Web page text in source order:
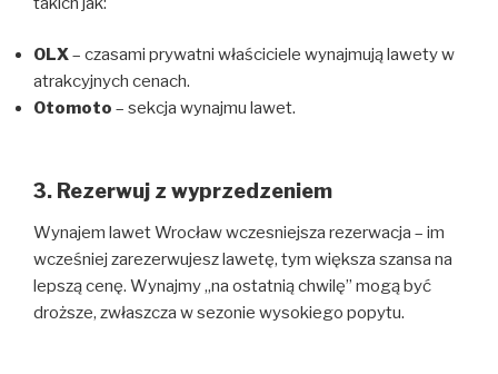
OLX– czasami prywatni właściciele wynajmują lawety w
atrakcyjnych cenach.
Otomoto – sekcja wynajmu lawet.
3. Rezerwuj z wyprzedzeniem
Wynajem lawet Wrocław wczesniejsza rezerwacja – im
wcześniej zarezerwujesz lawetę, tym większa szansa na
lepszą cenę. Wynajmy „na ostatnią chwilę” mogą być
droższe, zwłaszcza w sezonie wysokiego popytu.